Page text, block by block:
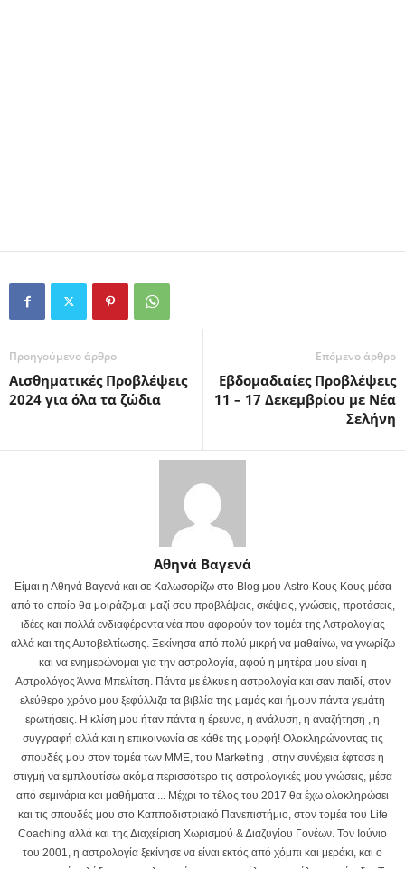
Προηγούμενο άρθρο
Αισθηματικές Προβλέψεις
2024 για όλα τα ζώδια
Επόμενο άρθρο
Εβδομαδιαίες Προβλέψεις
11 – 17 Δεκεμβρίου με Νέα
Σελήνη
Αθηνά Βαγενά
Είμαι η Αθηνά Βαγενά και σε Καλωσορίζω στο Blog μου Astro Κους Κους μέσα
από το οποίο θα μοιράζομαι μαζί σου προβλέψεις, σκέψεις, γνώσεις, προτάσεις,
ιδέες και πολλά ενδιαφέροντα νέα που αφορούν τον τομέα της Αστρολογίας
αλλά και της Αυτοβελτίωσης. Ξεκίνησα από πολύ μικρή να μαθαίνω, να γνωρίζω
και να ενημερώνομαι για την αστρολογία, αφού η μητέρα μου είναι η
Αστρολόγος Άννα Μπελίτση. Πάντα με έλκυε η αστρολογία και σαν παιδί, στον
ελεύθερο χρόνο μου ξεφύλλιζα τα βιβλία της μαμάς και ήμουν πάντα γεμάτη
ερωτήσεις. Η κλίση μου ήταν πάντα η έρευνα, η ανάλυση, η αναζήτηση , η
συγγραφή αλλά και η επικοινωνία σε κάθε της μορφή! Ολοκληρώνοντας τις
σπουδές μου στον τομέα των ΜΜΕ, του Marketing , στην συνέχεια έφτασε η
στιγμή να εμπλουτίσω ακόμα περισσότερο τις αστρολογικές μου γνώσεις, μέσα
από σεμινάρια και μαθήματα ... Μέχρι το τέλος του 2017 θα έχω ολοκληρώσει
και τις σπουδές μου στο Καπποδιστριακό Πανεπιστήμιο, στον τομέα του Life
Coaching αλλά και της Διαχείριση Χωρισμού & Διαζυγίου Γονέων. Τον Ιούνιο
του 2001, η αστρολογία ξεκίνησε να είναι εκτός από χόμπι και μεράκι, και ο